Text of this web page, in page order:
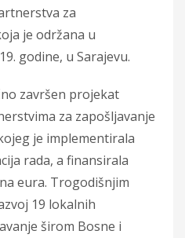
za
je održana u
godine, u Sarajevu.
završen projekat
za zapošljavanje
je implementirala
rada, a finansirala
eura. Trogodišnjim
19 lokalnih
širom Bosne i